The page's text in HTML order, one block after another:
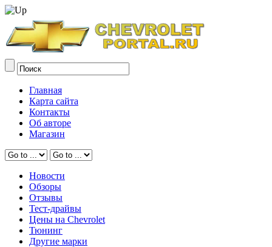
Главная
Карта сайта
Контакты
Об авторе
Магазин
Новости
Обзоры
Отзывы
Тест-драйвы
Цены на Chevrolet
Тюнинг
Другие марки